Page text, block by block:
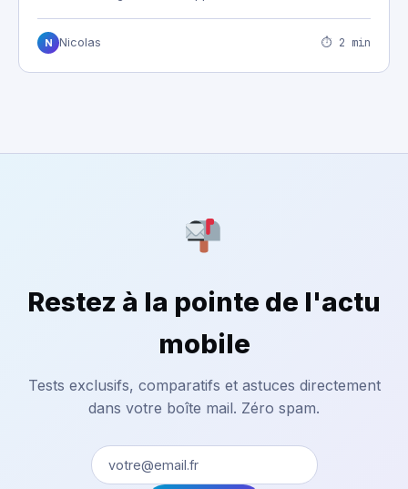
N Nicolas ⏱ 2 min
Restez à la pointe de l'actu
mobile
Tests exclusifs, comparatifs et astuces directement
dans votre boîte mail. Zéro spam.